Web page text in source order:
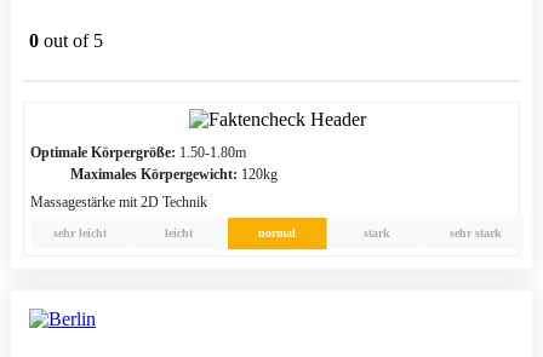
0 out of 5
Optimale Körpergröße: 1.50-1.80m
Maximales Körpergewicht: 120kg
Massagestärke mit 2D Technik
sehr leicht leicht normal stark sehr stark